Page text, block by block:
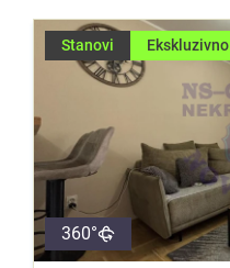
Stanovi Ekskluzivno
360°